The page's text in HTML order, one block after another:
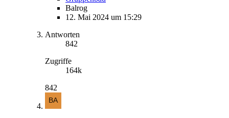
Balrog
12. Mai 2024 um 15:29
Antworten
842
Zugriffe
164k
842